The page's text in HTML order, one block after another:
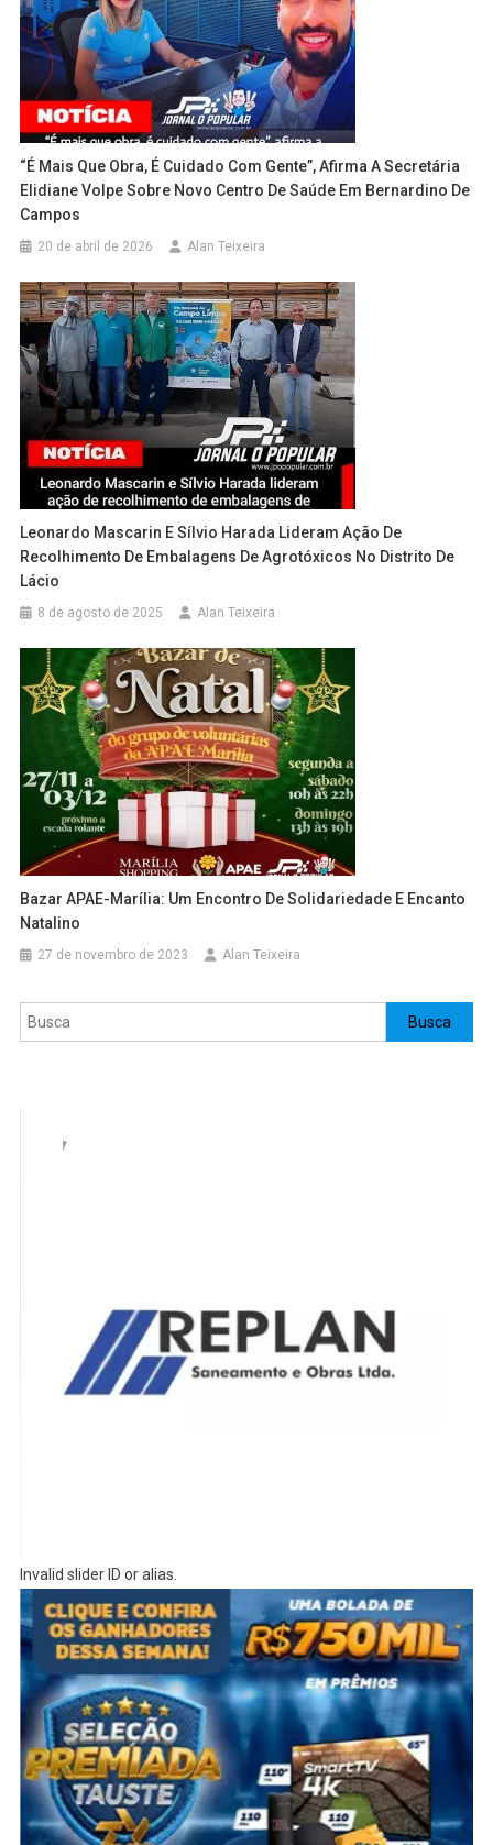
“É Mais Que Obra, É Cuidado Com Gente”, Afirma A Secretária
Elidiane Volpe Sobre Novo Centro De Saúde Em Bernardino De
Campos
20 de abril de 2026 Alan Teixeira
Leonardo Mascarin E Sílvio Harada Lideram Ação De
Recolhimento De Embalagens De Agrotóxicos No Distrito De
Lácio
8 de agosto de 2025 Alan Teixeira
Bazar APAE-Marília: Um Encontro De Solidariedade E Encanto
Natalino
27 de novembro de 2023 Alan Teixeira
Pesquisar Busca
Invalid slider ID or alias.